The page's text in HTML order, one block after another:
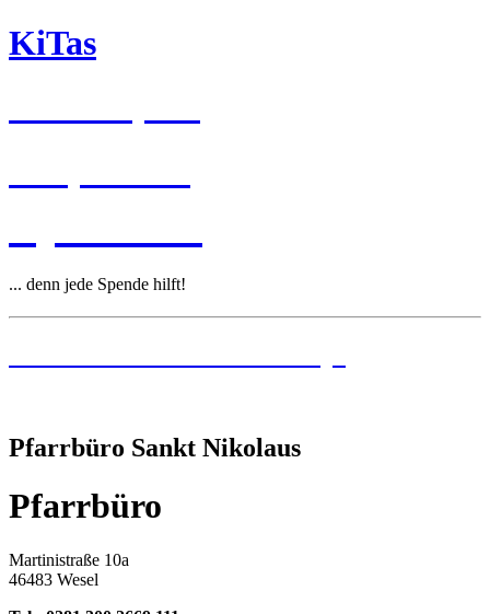
KiTas
... denn jede Spende hilft!
Pfarrbüro Sankt Nikolaus
Pfarrbüro
Martinistraße 10a
46483 Wesel